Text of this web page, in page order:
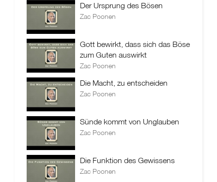
Der Ursprung des Bösen
Zac Poonen
Gott bewirkt, dass sich das Böse
zum Guten auswirkt
Zac Poonen
Die Macht, zu entscheiden
Zac Poonen
Sünde kommt von Unglauben
Zac Poonen
Die Funktion des Gewissens
Zac Poonen